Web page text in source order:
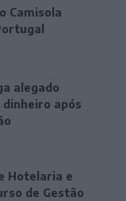
Camisola
alegado
após
Hotelaria e
de Gestão